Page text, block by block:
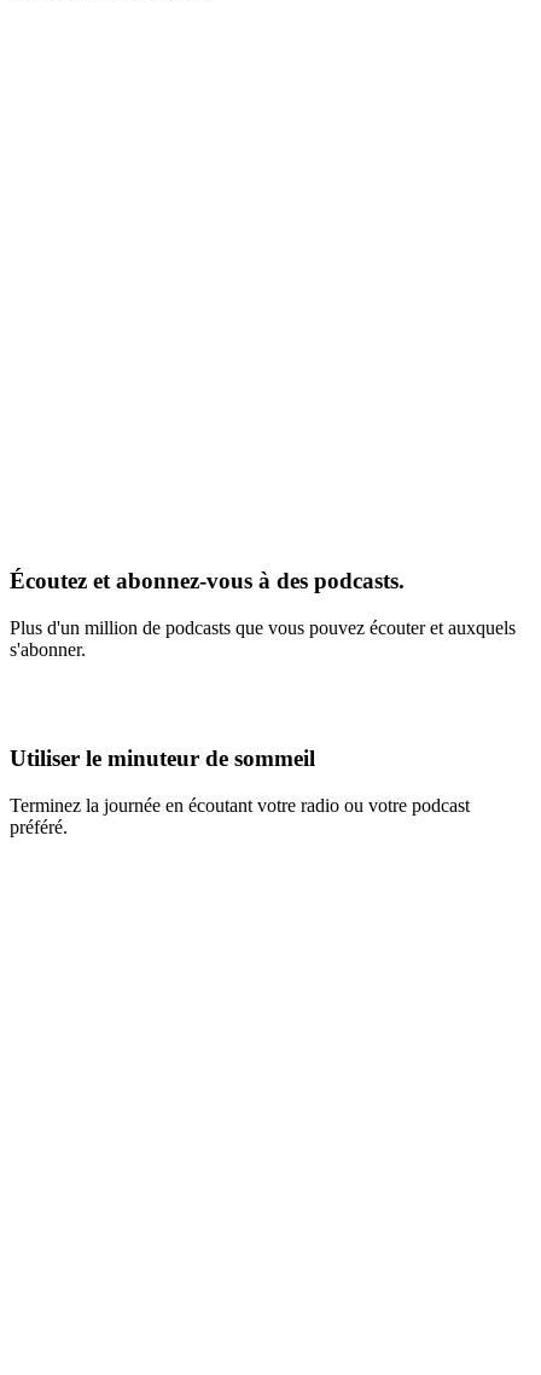
Écoutez et abonnez-vous à des podcasts.
Plus d'un million de podcasts que vous pouvez écouter et auxquels
s'abonner.
Utiliser le minuteur de sommeil
Terminez la journée en écoutant votre radio ou votre podcast
préféré.